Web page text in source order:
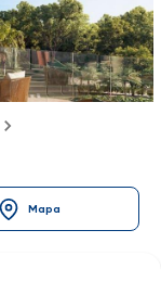
Mapa